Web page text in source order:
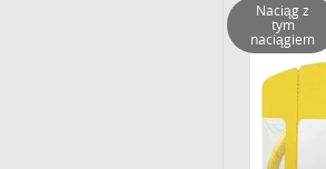
Naciąg z
tym
naciągiem